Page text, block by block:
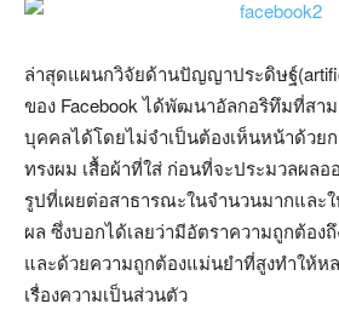
ล่าสุดแผนกวิจัยด้านปัญญาประดิษฐ์
ของ Facebook ได้พัฒนาอัลกอริทึมที่สา
บุคคลได้โดยไม่จำเป็นต้องเห็นหน้าด้วย
ทรงผม เสื้อผ้าที่ใส่ ก่อนที่จะประมวลผลอ
รูปที่เผยต่อสาธารณะในจำนวนมากและ
ผล ซึ่งบอกได้เลยว่ามีอัตราความถูกต้องถึ
และด้วยความถูกต้องแม่นยำที่สูงทำให้ห
เรื่องความเป็นส่วนตัว